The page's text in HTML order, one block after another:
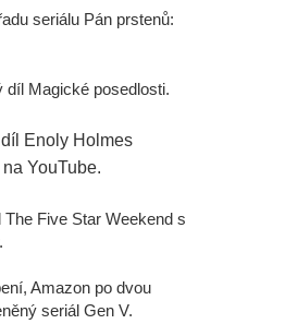
seriálu Pán prstenů:
díl Magické posedlosti.
Enoly Holmes
YouTube.
The Five Star Weekend s
Amazon po dvou
seriál Gen V.